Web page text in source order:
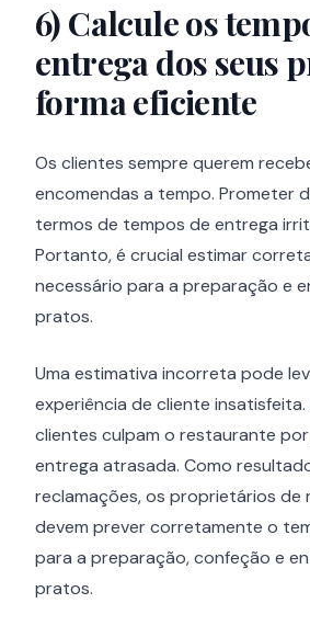
6) Calcule os
entrega dos seus
forma eficiente
Os clientes sempre querem
encomendas a tempo. Prometer
termos de tempos de entrega
Portanto, é crucial estimar
necessário para a preparação e
pratos.
Uma estimativa incorreta pode
experiência de cliente insatisfeita.
clientes culpam o restaurante
entrega atrasada. Como
reclamações, os proprietários de
devem prever corretamente o
para a preparação, confeção e
pratos.